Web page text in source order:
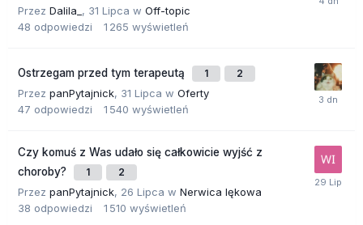
Przez Dalila_ , 31 Lipca w Off-topic
48 odpowiedzi 1 265 wyświetleń
Ostrzegam przed tym terapeutą 1 2
Przez panPytajnick, 31 Lipca w Oferty
47 odpowiedzi 1 540 wyświetleń
Czy komuś z Was udało się całkowicie wyjść z
choroby?
1 2
Przez panPytajnick, 26 Lipca w Nerwica lękowa
38 odpowiedzi 1 510 wyświetleń